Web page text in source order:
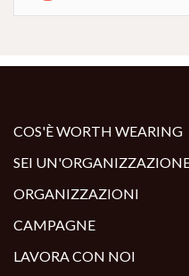
COS'È WORTH WEARING
SEI
ORGANIZZAZIONI
CAMPAGNE
LAVORA CON NOI